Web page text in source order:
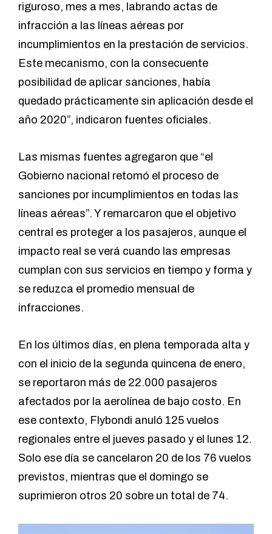
riguroso, mes a mes, labrando actas de
infracción a las líneas aéreas por
incumplimientos en la prestación de servicios.
Este mecanismo, con la consecuente
posibilidad de aplicar sanciones, había
quedado prácticamente sin aplicación desde el
año 2020”, indicaron fuentes oficiales.
Las mismas fuentes agregaron que “el
Gobierno nacional retomó el proceso de
sanciones por incumplimientos en todas las
líneas aéreas”. Y remarcaron que el objetivo
central es proteger a los pasajeros, aunque el
impacto real se verá cuando las empresas
cumplan con sus servicios en tiempo y forma y
se reduzca el promedio mensual de
infracciones.
En los últimos días, en plena temporada alta y
con el inicio de la segunda quincena de enero,
se reportaron más de 22.000 pasajeros
afectados por la aerolínea de bajo costo. En
ese contexto, Flybondi anuló 125 vuelos
regionales entre el jueves pasado y el lunes 12.
Solo ese día se cancelaron 20 de los 76 vuelos
previstos, mientras que el domingo se
suprimieron otros 20 sobre un total de 74.